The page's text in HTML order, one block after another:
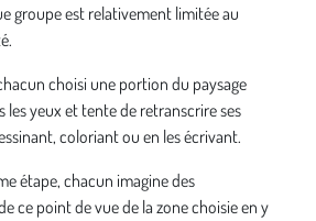
groupe est relativement limitée au
choisi une portion du paysage
les yeux et tente de retranscrire ses
coloriant ou en les écrivant.
étape, chacun imagine des
ce point de vue de la zone choisie en y